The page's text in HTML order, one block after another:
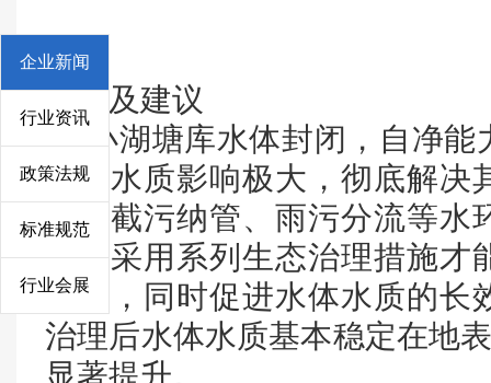
企业新闻
行业资讯
政策法规
标准规范
行业会展
05
结论及建议
① 小湖塘库水体封闭，自净能
染对水质影响极大，彻底解决
区域截污纳管、雨污分流等水
一步采用系列生态治理措施才
构建，同时促进水体水质的长
治理后水体水质基本稳定在地
显著提升。